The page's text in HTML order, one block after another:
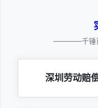
————千锤
深圳劳动赔